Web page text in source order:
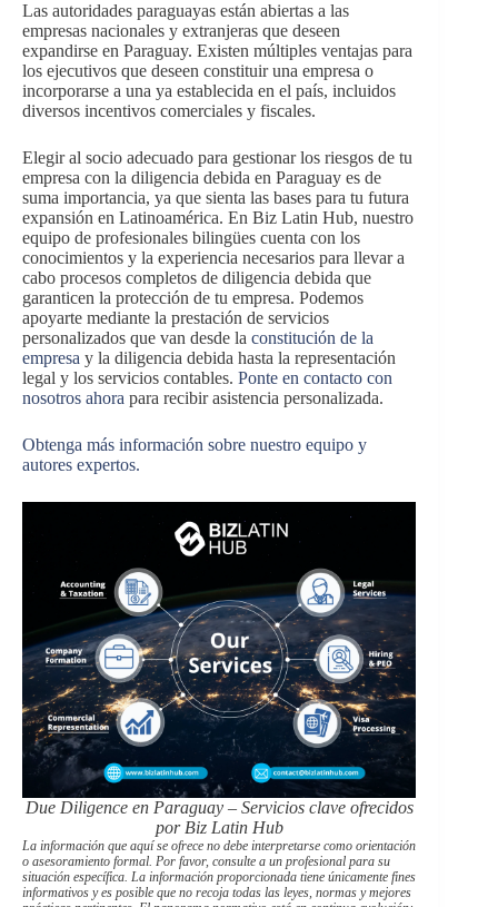
Las autoridades paraguayas están abiertas a las
empresas nacionales y extranjeras que deseen
expandirse en Paraguay. Existen múltiples ventajas para
los ejecutivos que deseen constituir una empresa o
incorporarse a una ya establecida en el país, incluidos
diversos incentivos comerciales y fiscales.
Elegir al socio adecuado para gestionar los riesgos de tu
empresa con la diligencia debida en Paraguay es de
suma importancia, ya que sienta las bases para tu futura
expansión en Latinoamérica. En Biz Latin Hub, nuestro
equipo de profesionales bilingües cuenta con los
conocimientos y la experiencia necesarios para llevar a
cabo procesos completos de diligencia debida que
garanticen la protección de tu empresa. Podemos
apoyarte mediante la prestación de servicios
personalizados que van desde la constitución de la
empresa y la diligencia debida hasta la representación
legal y los servicios contables. Ponte en contacto con
nosotros ahora para recibir asistencia personalizada.
Obtenga más información sobre nuestro equipo y
autores expertos.
Due Diligence en Paraguay – Servicios clave ofrecidos
por Biz Latin Hub
La información que aquí se ofrece no debe interpretarse como orientación
o asesoramiento formal. Por favor, consulte a un profesional para su
situación específica. La información proporcionada tiene únicamente fines
informativos y es posible que no recoja todas las leyes, normas y mejores